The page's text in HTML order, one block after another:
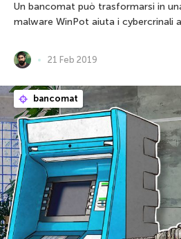
Un bancomat può trasformarsi in
malware WinPot aiuta i cybercrinali
21 Feb 2019
bancomat